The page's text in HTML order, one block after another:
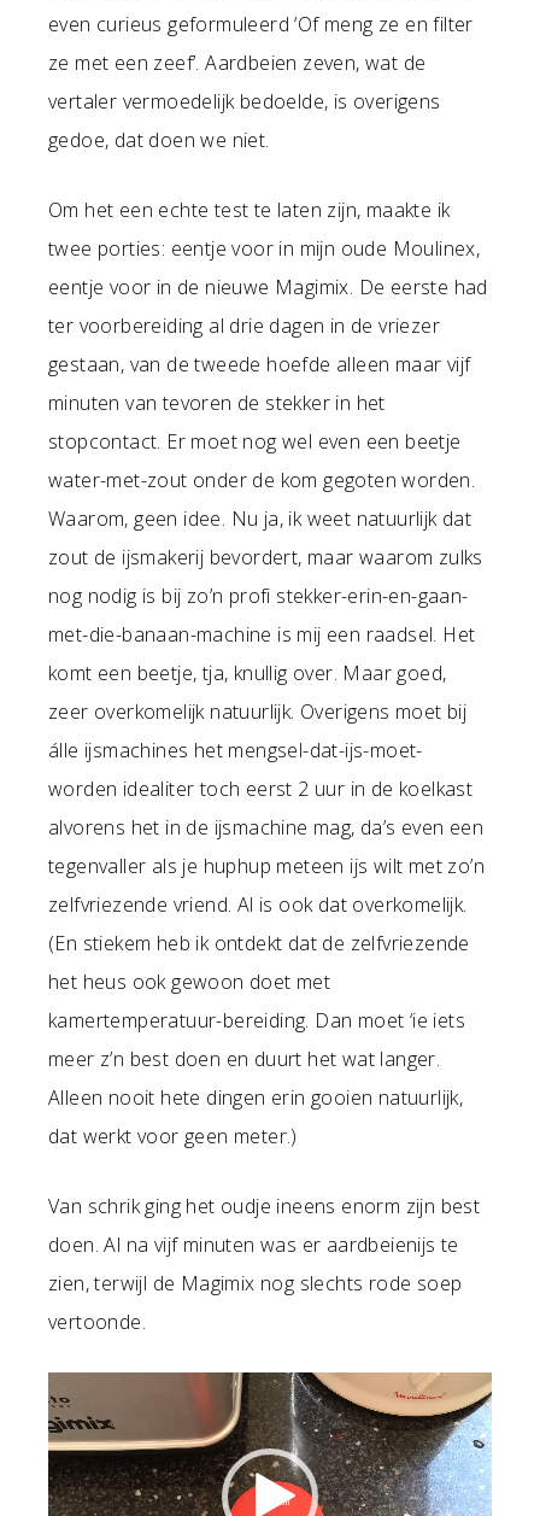
even curieus geformuleerd ‘Of meng ze en filter
ze met een zeef’. Aardbeien zeven, wat de
vertaler vermoedelijk bedoelde, is overigens
gedoe, dat doen we niet.
Om het een echte test te laten zijn, maakte ik
twee porties: eentje voor in mijn oude Moulinex,
eentje voor in de nieuwe Magimix. De eerste had
ter voorbereiding al drie dagen in de vriezer
gestaan, van de tweede hoefde alleen maar vijf
minuten van tevoren de stekker in het
stopcontact. Er moet nog wel even een beetje
water-met-zout onder de kom gegoten worden.
Waarom, geen idee. Nu ja, ik weet natuurlijk dat
zout de ijsmakerij bevordert, maar waarom zulks
nog nodig is bij zo’n profi stekker-erin-en-gaan-
met-die-banaan-machine is mij een raadsel. Het
komt een beetje, tja, knullig over. Maar goed,
zeer overkomelijk natuurlijk. Overigens moet bij
álle ijsmachines het mengsel-dat-ijs-moet-
worden idealiter toch eerst 2 uur in de koelkast
alvorens het in de ijsmachine mag, da’s even een
tegenvaller als je huphup meteen ijs wilt met zo’n
zelfvriezende vriend. Al is ook dat overkomelijk.
(En stiekem heb ik ontdekt dat de zelfvriezende
het heus ook gewoon doet met
kamertemperatuur-bereiding. Dan moet ‘ie iets
meer z’n best doen en duurt het wat langer.
Alleen nooit hete dingen erin gooien natuurlijk,
dat werkt voor geen meter.)
Van schrik ging het oudje ineens enorm zijn best
doen. Al na vijf minuten was er aardbeienijs te
zien, terwijl de Magimix nog slechts rode soep
vertoonde.
Videospeler